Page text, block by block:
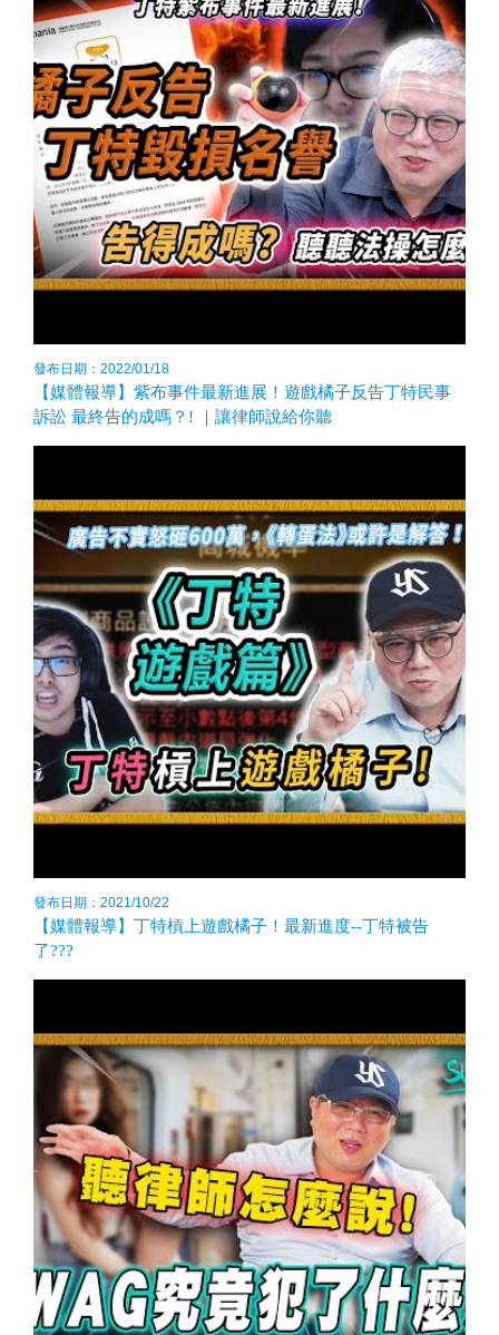
發布日期：2022/01/18
【媒體報導】紫布事件最新進展！遊戲橘子反告丁特民事
訴訟 最終告的成嗎？! ｜讓律師說給你聽
發布日期：2021/10/22
【媒體報導】丁特槓上遊戲橘子！最新進度--丁特被告
了???